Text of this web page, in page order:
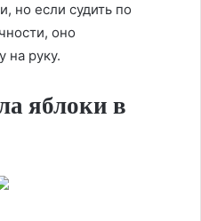
но если судить по
оно
на руку.
яблоки в